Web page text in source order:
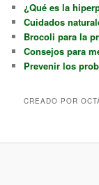
¿Qué es la
Cuidados
Brocoli para la
Consejos para
Prevenir los
CREADO POR